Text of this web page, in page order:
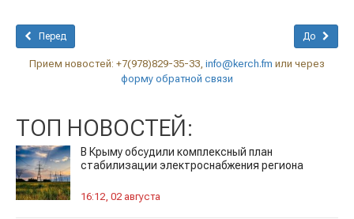
Перед До
Прием новостей: +7(978)829-35-33, info@kerch.fm или через
форму обратной связи
ТОП НОВОСТЕЙ:
В Крыму обсудили комплексный план
стабилизации электроснабжения региона
16:12, 02 августа